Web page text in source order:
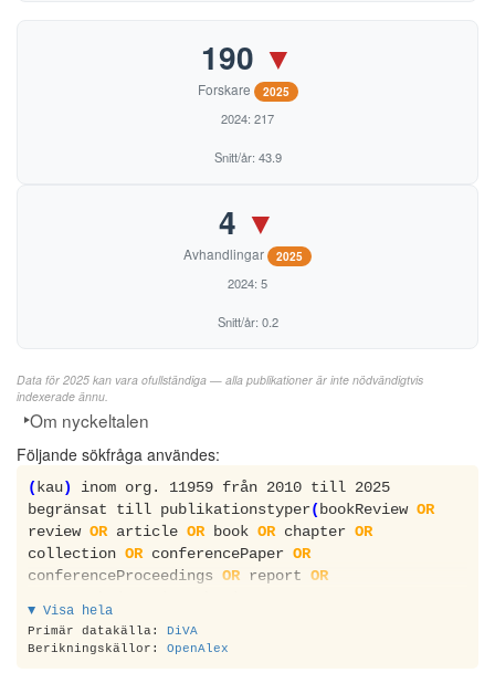
190 ▼
Forskare 2025
2024: 217
Snitt/år: 43.9
4 ▼
Avhandlingar 2025
2024: 5
Snitt/år: 0.2
Data för 2025 kan vara ofullständiga — alla publikationer är inte nödvändigtvis
indexerade ännu.
Om nyckeltalen
Följande sökfråga användes:
( kau)
inom org. 11959 från 2010 till 2025
begränsat till publikationstyper( bookReview OR
review ORarticle ORbook ORchapter OR
collection ORconferencePaper OR
conferenceProceedings OR report OR
comprehensiveLicentiateThesis
monographDoctoralThesis
▼ Visa hela
Primär datakälla:
DiVA
Berikningskällor:
OpenAlex